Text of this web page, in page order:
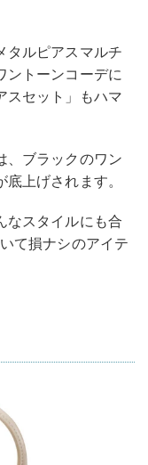
タルピアスマルチ
ントーンコーデに
スセット」もハマ
、ブラックのワン
上げされます。
なスタイルにも合
て損ナシのアイテ